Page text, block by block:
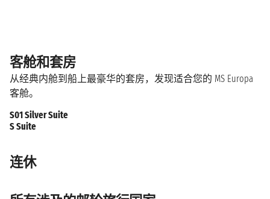
客舱和套房
从经典内舱到船上最豪华的套房，发现适合您的 MS Europa
客舱。
S01 Silver Suite
S Suite
连休